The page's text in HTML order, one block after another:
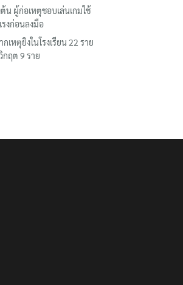
น ผู้ก่อเหตุชอบเล่นเกมใช้
งก่อนลงมือ
เหตุยิงในโรงเรียน 22 ราย
กฤต 9 ราย